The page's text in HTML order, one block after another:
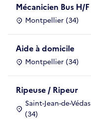
Mécanicien Bus H/F
Montpellier (34)
Aide à domicile
Montpellier (34)
Ripeuse / Ripeur
Saint-Jean-de-Védas
(34)